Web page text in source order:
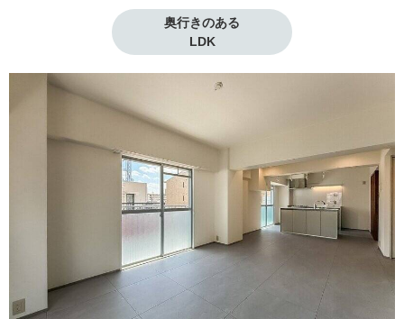
奥行きのある
LDK